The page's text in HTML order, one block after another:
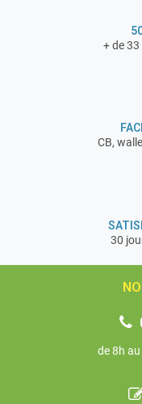
+ de
CB,
30
de 8h